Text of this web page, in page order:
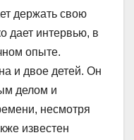
держать свою
дает интервью, в
опыте.
и двое детей. Он
делом и
несмотря
известен